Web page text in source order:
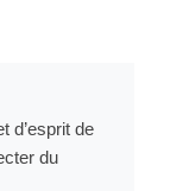
d’esprit de
du